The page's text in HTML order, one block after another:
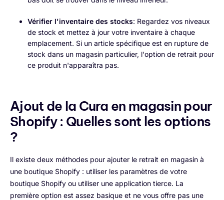
Vérifier l'inventaire des stocks: Regardez vos niveaux
de stock et mettez à jour votre inventaire à chaque
emplacement. Si un article spécifique est en rupture de
stock dans un magasin particulier, l'option de retrait pour
ce produit n'apparaîtra pas.
Ajout de la Cura en magasin pour
Shopify : Quelles sont les options
?
Il existe deux méthodes pour ajouter le retrait en magasin à
une boutique Shopify : utiliser les paramètres de votre
boutique Shopify ou utiliser une application tierce. La
première option est assez basique et ne vous offre pas une